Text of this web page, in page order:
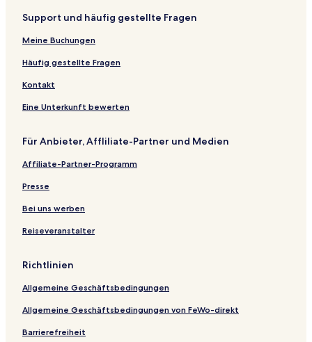
Support und häufig gestellte Fragen
Meine Buchungen
Häufig gestellte Fragen
Kontakt
Eine Unterkunft bewerten
Für Anbieter, Affliliate-Partner und Medien
Affiliate-Partner-Programm
Presse
Bei uns werben
Reiseveranstalter
Richtlinien
Allgemeine Geschäftsbedingungen
Allgemeine Geschäftsbedingungen von FeWo-direkt
Barrierefreiheit